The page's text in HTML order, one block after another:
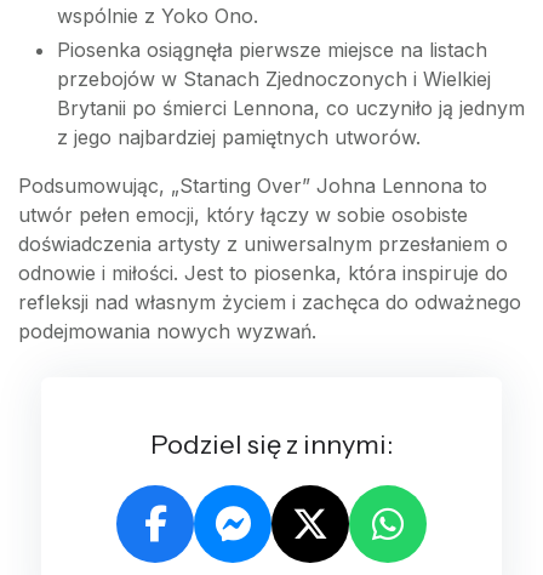
wspólnie z Yoko Ono.
Piosenka osiągnęła pierwsze miejsce na listach
przebojów w Stanach Zjednoczonych i Wielkiej
Brytanii po śmierci Lennona, co uczyniło ją jednym
z jego najbardziej pamiętnych utworów.
Podsumowując, „Starting Over” Johna Lennona to
utwór pełen emocji, który łączy w sobie osobiste
doświadczenia artysty z uniwersalnym przesłaniem o
odnowie i miłości. Jest to piosenka, która inspiruje do
refleksji nad własnym życiem i zachęca do odważnego
podejmowania nowych wyzwań.
Podziel się z innymi: